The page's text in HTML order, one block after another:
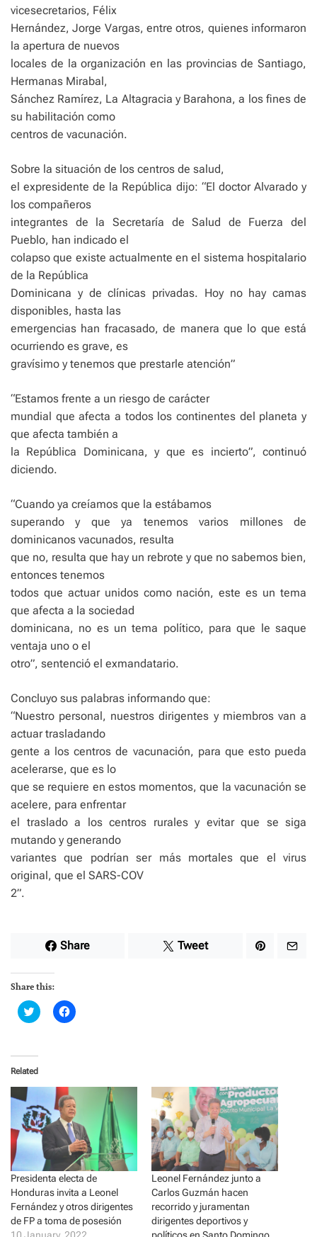
vicesecretarios, Félix
Hernández, Jorge Vargas, entre otros, quienes informaron
la apertura de nuevos
locales de la organización en las provincias de Santiago,
Hermanas Mirabal,
Sánchez Ramírez, La Altagracia y Barahona, a los fines de
su habilitación como
centros de vacunación.
Sobre la situación de los centros de salud,
el expresidente de la República dijo: “El doctor Alvarado y
los compañeros
integrantes de la Secretaría de Salud de Fuerza del
Pueblo, han indicado el
colapso que existe actualmente en el sistema hospitalario
de la República
Dominicana y de clínicas privadas. Hoy no hay camas
disponibles, hasta las
emergencias han fracasado, de manera que lo que está
ocurriendo es grave, es
gravísimo y tenemos que prestarle atención”
“Estamos frente a un riesgo de carácter
mundial que afecta a todos los continentes del planeta y
que afecta también a
la República Dominicana, y que es incierto”, continuó
diciendo.
“Cuando ya creíamos que la estábamos
superando y que ya tenemos varios millones de
dominicanos vacunados, resulta
que no, resulta que hay un rebrote y que no sabemos bien,
entonces tenemos
todos que actuar unidos como nación, este es un tema
que afecta a la sociedad
dominicana, no es un tema político, para que le saque
ventaja uno o el
otro”, sentenció el exmandatario.
Concluyo sus palabras informando que:
“Nuestro personal, nuestros dirigentes y miembros van a
actuar trasladando
gente a los centros de vacunación, para que esto pueda
acelerarse, que es lo
que se requiere en estos momentos, que la vacunación se
acelere, para enfrentar
el traslado a los centros rurales y evitar que se siga
mutando y generando
variantes que podrían ser más mortales que el virus
original, que el SARS-COV
2”.
Share Tweet
Share this:
C
l
t
o
s
r
e
o
n
T
w
t
e
r
(
O
p
e
C
l
r
e
o
n
F
a
c
e
b
o
o
k
(
O
p
Related
Presidenta electa de
Honduras invita a Leonel
Fernández y otros dirigentes
de FP a toma de posesión
Leonel Fernández junto a
Carlos Guzmán hacen
recorrido y juramentan
dirigentes deportivos y